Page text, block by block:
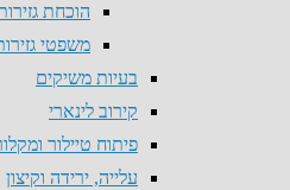
הוכחת
משפטי
בעיות משיקים
קירוב לינארי
פיתוח טיילור
עלייה, ירידה וקיצון